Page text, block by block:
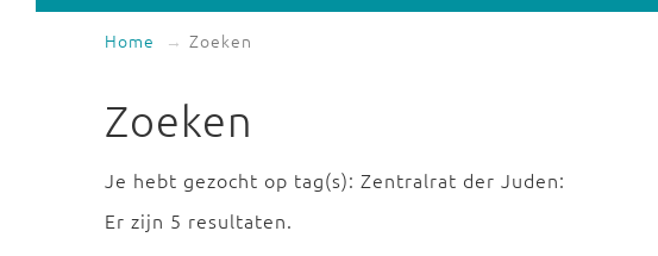
Home Zoeken
Zoeken
Je hebt gezocht op tag(s): Zentralrat der Juden:
Er zijn 5 resultaten.